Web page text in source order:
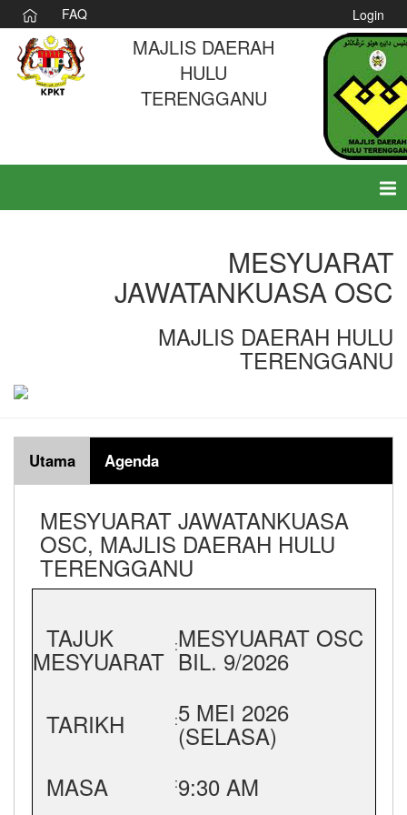
FAQ Login
MAJLIS DAERAH
HULU
TERENGGANU
MESYUARAT
JAWATANKUASA OSC
MAJLIS DAERAH HULU
TERENGGANU
Utama Agenda
MESYUARAT JAWATANKUASA
OSC, MAJLIS DAERAH HULU
TERENGGANU
TAJUK
MESYUARAT :MESYUARAT OSC
BIL. 9/2026
TARIKH
:5 MEI 2026
(SELASA)
MASA
:9:30 AM